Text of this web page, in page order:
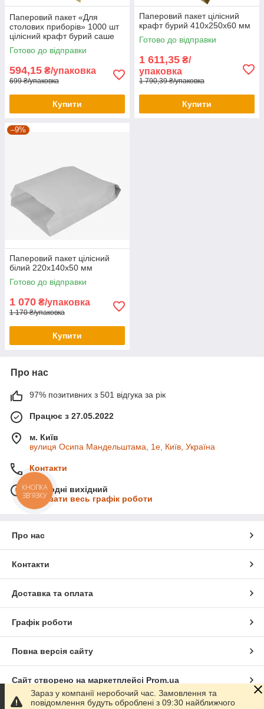
Паперовий пакет «Для
столових приборів» 1000 шт
цілісний крафт бурий саше
220х90 мм
Готово до відправки
594,15 ₴/упаковка
699 ₴/упаковка
Купити
Паперовий пакет цілісний
крафт бурий 410х250х60 мм
Готово до відправки
1 611,35 ₴/
упаковка
1 790,39 ₴/упаковка
Купити
–9%
Паперовий пакет цілісний
білий 220х140х50 мм
Готово до відправки
1 070 ₴/упаковка
1 170 ₴/упаковка
Купити
Про нас
97% позитивних з 501 відгука за рік
Працює з 27.05.2022
м. Київ
вулиця Осипа Мандельштама, 1е, Київ, Україна
Контакти
Сьогодні вихідний
Показати весь графік роботи
Про нас
Контакти
Доставка та оплата
Графік роботи
Повна версія сайту
Сайт створено на маркетплейсі Prom.ua
Зараз у компанії неробочий час. Замовлення та
повідомлення будуть оброблені з 09:30 найближчого
КНОПКА
ЗВ'ЯЗКУ